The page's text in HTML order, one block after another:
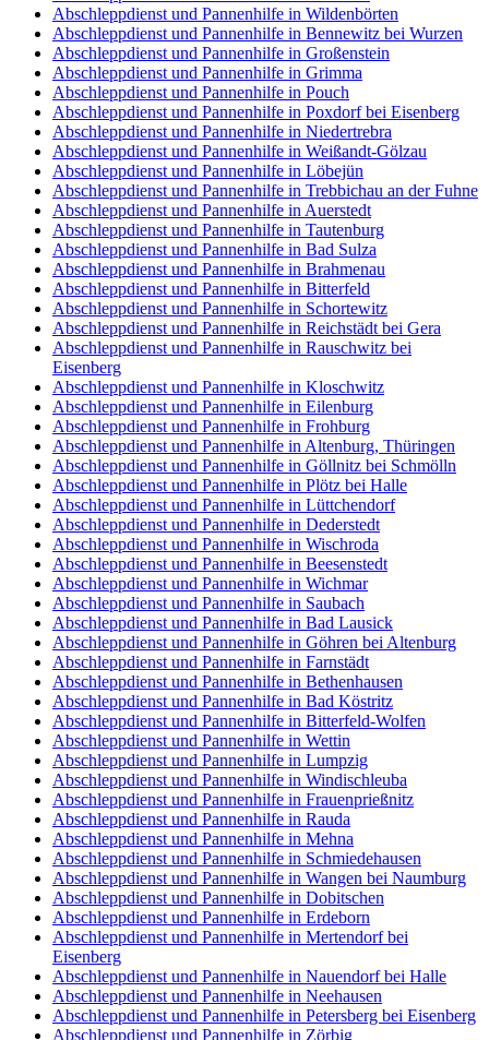
Abschleppdienst und Pannenhilfe in Wildenbörten
Abschleppdienst und Pannenhilfe in Bennewitz bei Wurzen
Abschleppdienst und Pannenhilfe in Großenstein
Abschleppdienst und Pannenhilfe in Grimma
Abschleppdienst und Pannenhilfe in Pouch
Abschleppdienst und Pannenhilfe in Poxdorf bei Eisenberg
Abschleppdienst und Pannenhilfe in Niedertrebra
Abschleppdienst und Pannenhilfe in Weißandt-Gölzau
Abschleppdienst und Pannenhilfe in Löbejün
Abschleppdienst und Pannenhilfe in Trebbichau an der Fuhne
Abschleppdienst und Pannenhilfe in Auerstedt
Abschleppdienst und Pannenhilfe in Tautenburg
Abschleppdienst und Pannenhilfe in Bad Sulza
Abschleppdienst und Pannenhilfe in Brahmenau
Abschleppdienst und Pannenhilfe in Bitterfeld
Abschleppdienst und Pannenhilfe in Schortewitz
Abschleppdienst und Pannenhilfe in Reichstädt bei Gera
Abschleppdienst und Pannenhilfe in Rauschwitz bei
Eisenberg
Abschleppdienst und Pannenhilfe in Kloschwitz
Abschleppdienst und Pannenhilfe in Eilenburg
Abschleppdienst und Pannenhilfe in Frohburg
Abschleppdienst und Pannenhilfe in Altenburg, Thüringen
Abschleppdienst und Pannenhilfe in Göllnitz bei Schmölln
Abschleppdienst und Pannenhilfe in Plötz bei Halle
Abschleppdienst und Pannenhilfe in Lüttchendorf
Abschleppdienst und Pannenhilfe in Dederstedt
Abschleppdienst und Pannenhilfe in Wischroda
Abschleppdienst und Pannenhilfe in Beesenstedt
Abschleppdienst und Pannenhilfe in Wichmar
Abschleppdienst und Pannenhilfe in Saubach
Abschleppdienst und Pannenhilfe in Bad Lausick
Abschleppdienst und Pannenhilfe in Göhren bei Altenburg
Abschleppdienst und Pannenhilfe in Farnstädt
Abschleppdienst und Pannenhilfe in Bethenhausen
Abschleppdienst und Pannenhilfe in Bad Köstritz
Abschleppdienst und Pannenhilfe in Bitterfeld-Wolfen
Abschleppdienst und Pannenhilfe in Wettin
Abschleppdienst und Pannenhilfe in Lumpzig
Abschleppdienst und Pannenhilfe in Windischleuba
Abschleppdienst und Pannenhilfe in Frauenprießnitz
Abschleppdienst und Pannenhilfe in Rauda
Abschleppdienst und Pannenhilfe in Mehna
Abschleppdienst und Pannenhilfe in Schmiedehausen
Abschleppdienst und Pannenhilfe in Wangen bei Naumburg
Abschleppdienst und Pannenhilfe in Dobitschen
Abschleppdienst und Pannenhilfe in Erdeborn
Abschleppdienst und Pannenhilfe in Mertendorf bei
Eisenberg
Abschleppdienst und Pannenhilfe in Nauendorf bei Halle
Abschleppdienst und Pannenhilfe in Neehausen
Abschleppdienst und Pannenhilfe in Petersberg bei Eisenberg
Abschleppdienst und Pannenhilfe in Zörbig